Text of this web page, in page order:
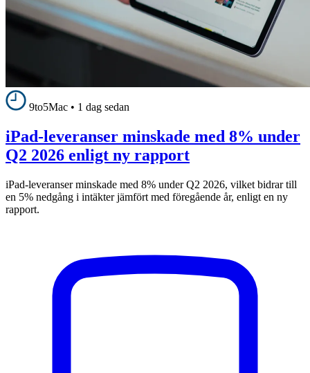
9to5Mac • 1 dag sedan
iPad-leveranser minskade med 8% under
Q2 2026 enligt ny rapport
iPad-leveranser minskade med 8% under Q2 2026, vilket bidrar till
en 5% nedgång i intäkter jämfört med föregående år, enligt en ny
rapport.